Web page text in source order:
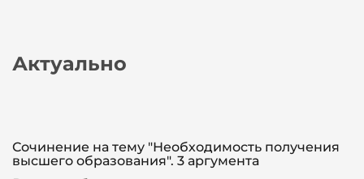
Актуально
Сочинение на тему "Необходимость получения
высшего образования". 3 аргумента